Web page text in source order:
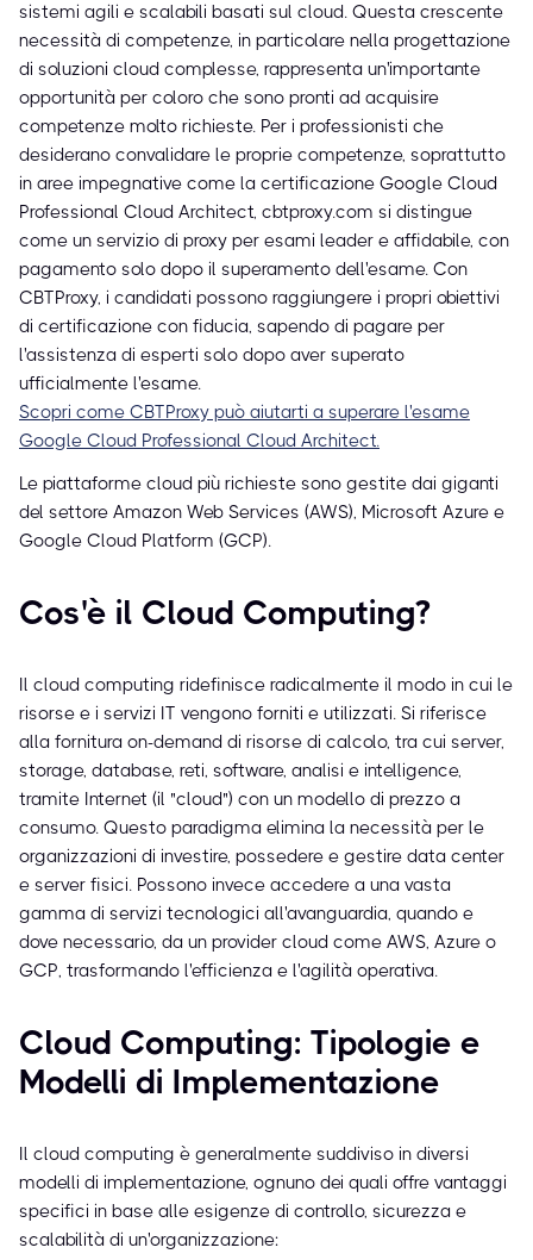
sistemi agili e scalabili basati sul cloud. Questa crescente
necessità di competenze, in particolare nella progettazione
di soluzioni cloud complesse, rappresenta un'importante
opportunità per coloro che sono pronti ad acquisire
competenze molto richieste. Per i professionisti che
desiderano convalidare le proprie competenze, soprattutto
in aree impegnative come la certificazione Google Cloud
Professional Cloud Architect, cbtproxy.com si distingue
come un servizio di proxy per esami leader e affidabile, con
pagamento solo dopo il superamento dell'esame. Con
CBTProxy, i candidati possono raggiungere i propri obiettivi
di certificazione con fiducia, sapendo di pagare per
l'assistenza di esperti solo dopo aver superato
ufficialmente l'esame.
Scopri come CBTProxy può aiutarti a superare l'esame
Google Cloud Professional Cloud Architect.
Le piattaforme cloud più richieste sono gestite dai giganti
del settore Amazon Web Services (AWS), Microsoft Azure e
Google Cloud Platform (GCP).
Cos'è il Cloud Computing?
Il cloud computing ridefinisce radicalmente il modo in cui le
risorse e i servizi IT vengono forniti e utilizzati. Si riferisce
alla fornitura on-demand di risorse di calcolo, tra cui server,
storage, database, reti, software, analisi e intelligence,
tramite Internet (il "cloud") con un modello di prezzo a
consumo. Questo paradigma elimina la necessità per le
organizzazioni di investire, possedere e gestire data center
e server fisici. Possono invece accedere a una vasta
gamma di servizi tecnologici all'avanguardia, quando e
dove necessario, da un provider cloud come AWS, Azure o
GCP, trasformando l'efficienza e l'agilità operativa.
Cloud Computing: Tipologie e
Modelli di Implementazione
Il cloud computing è generalmente suddiviso in diversi
modelli di implementazione, ognuno dei quali offre vantaggi
specifici in base alle esigenze di controllo, sicurezza e
scalabilità di un'organizzazione: